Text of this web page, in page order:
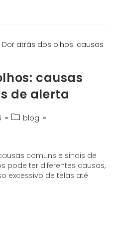
causas
de alerta
blog
comuns e sinais de
pode ter diferentes causas,
excessivo de telas até